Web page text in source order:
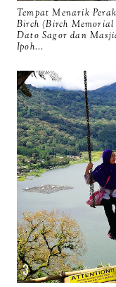
Tempat Menarik
Birch (Birch
Dato Sagor dan
Ipoh...